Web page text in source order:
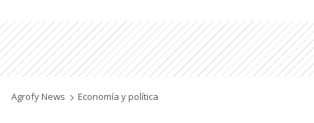
Agrofy News Economía y política